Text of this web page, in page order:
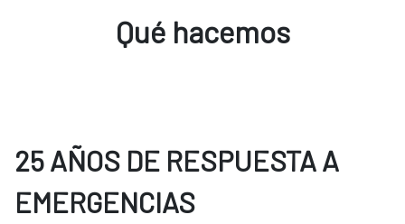
Qué hacemos
25 AÑOS DE RESPUESTA A
EMERGENCIAS